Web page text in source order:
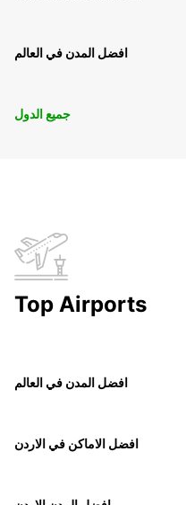
افضل المدن في العالم
جميع الدول
Top Airports
افضل المدن في العالم
افضل الاماكن في الاردن